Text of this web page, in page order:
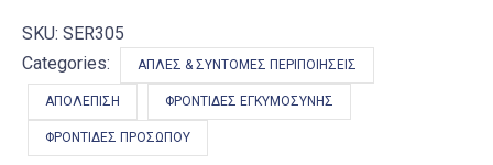
ποσότητα
SKU: SER305
Categories:
ΑΠΛΈΣ & ΣΎΝΤΟΜΕΣ ΠΕΡΙΠΟΙΉΣΕΙΣ
ΑΠΟΛΈΠΙΣΗ ΦΡΟΝΤΊΔΕΣ ΕΓΚΥΜΟΣΎΝΗΣ
ΦΡΟΝΤΊΔΕΣ ΠΡΟΣΏΠΟΥ